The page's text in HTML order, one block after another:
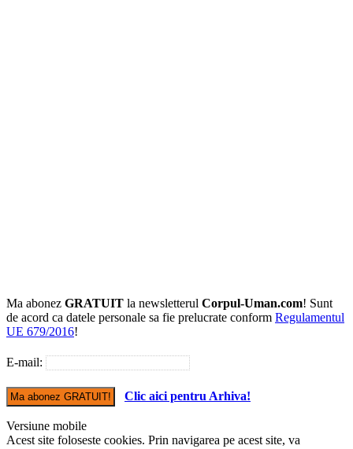
Ma abonez GRATUIT la newsletterul Corpul-Uman.com! Sunt
de acord ca datele personale sa fie prelucrate conform Regulamentul
UE 679/2016!
E-mail:
Clic aici pentru Arhiva!
Versiune mobile
Acest site foloseste cookies. Prin navigarea pe acest site, va